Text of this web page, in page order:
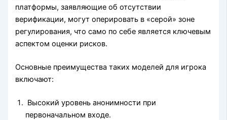
платформы, заявляющие об отсутствии
верификации, могут оперировать в «серой» зоне
регулирования, что само по себе является ключевым
аспектом оценки рисков.
Основные преимущества таких моделей для игрока
включают:
Высокий уровень анонимности при
первоначальном входе.